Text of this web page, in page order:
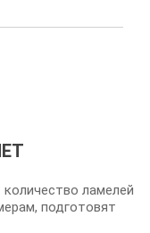
ламелей
подготовят